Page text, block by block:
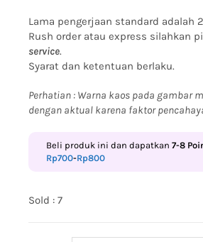
Lama pengerjaan standard adalah
Rush order atau express silahkan
service.
Syarat dan ketentuan berlaku.
Perhatian : Warna kaos pada gambar
dengan aktual karena faktor
Beli produk ini dan dapatkan7-8
Rp700-Rp800
Sold : 7